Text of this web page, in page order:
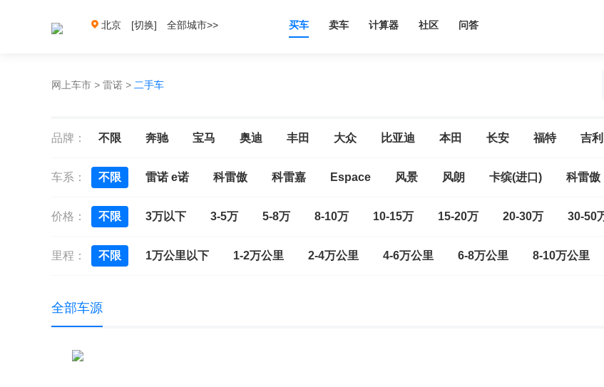
北京 [切换] 全部城市>> 买车 卖车 计算器 社区 问答
网上车市 > 雷诺 > 二手车
品牌： 不限 奔驰 宝马 奥迪 丰田 大众 比亚迪 本田 长安 福特 吉利
车系： 不限 雷诺 e诺 科雷傲 科雷嘉 Espace 风景 风朗 卡缤(进口) 科雷傲
价格： 不限 3万以下 3-5万 5-8万 8-10万 10-15万 15-20万 20-30万 30-50
里程： 不限 1万公里以下 1-2万公里 2-4万公里 4-6万公里 6-8万公里 8-10万公里
全部车源